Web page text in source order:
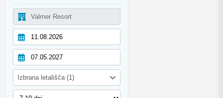
Izbrana letališča (1)